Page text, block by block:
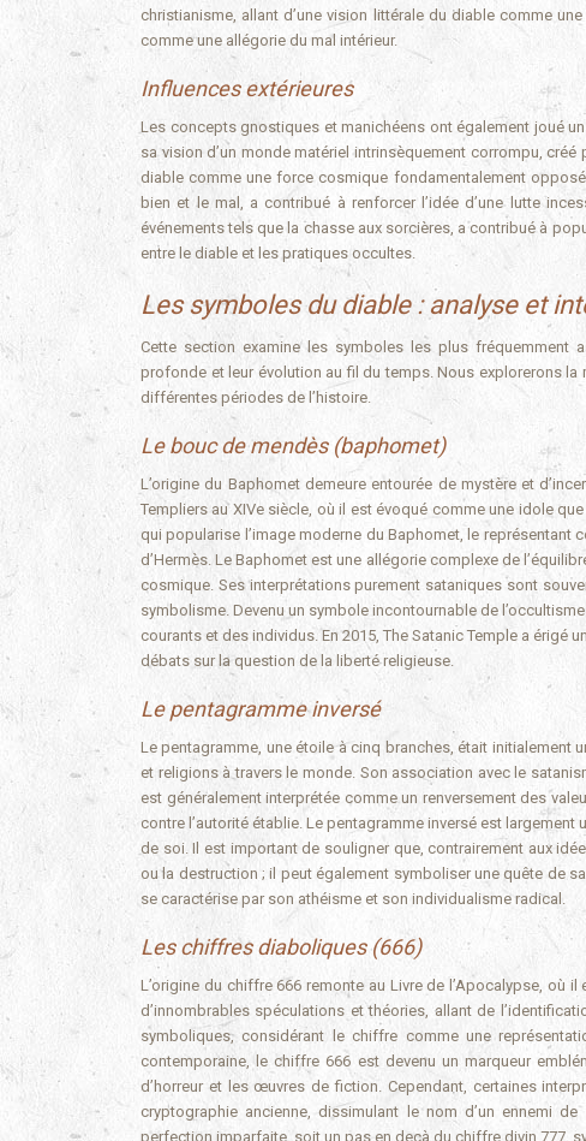
christianisme, allant d’une vision littérale du diable comme
comme une allégorie du mal intérieur.
Influences extérieures
Les concepts gnostiques et manichéens ont également joué
sa vision d’un monde matériel intrinsèquement corrompu,
diable comme une force cosmique fondamentalement
bien et le mal, a contribué à renforcer l’idée d’une lutte
événements tels que la chasse aux sorcières, a contribué à
entre le diable et les pratiques occultes.
Les symboles du diable : analyse et
Cette section examine les symboles les plus fréquemment
profonde et leur évolution au fil du temps. Nous explorerons
différentes périodes de l’histoire.
Le bouc de mendès (baphomet)
L’origine du Baphomet demeure entourée de mystère et
Templiers au XIVe siècle, où il est évoqué comme une idole
qui popularise l’image moderne du Baphomet, le représentant
d’Hermès. Le Baphomet est une allégorie complexe de
cosmique. Ses interprétations purement sataniques sont
symbolisme. Devenu un symbole incontournable de
courants et des individus. En 2015, The Satanic Temple a érigé
débats sur la question de la liberté religieuse.
Le pentagramme inversé
Le pentagramme, une étoile à cinq branches, était
et religions à travers le monde. Son association avec le
est généralement interprétée comme un renversement des
contre l’autorité établie. Le pentagramme inversé est
de soi. Il est important de souligner que, contrairement aux
ou la destruction ; il peut également symboliser une quête de
se caractérise par son athéisme et son individualisme radical.
Les chiffres diaboliques (666)
L’origine du chiffre 666 remonte au Livre de l’Apocalypse, où
d’innombrables spéculations et théories, allant de
symboliques, considérant le chiffre comme une
contemporaine, le chiffre 666 est devenu un marqueur
d’horreur et les œuvres de fiction. Cependant, certaines
cryptographie ancienne, dissimulant le nom d’un ennemi
perfection imparfaite, soit un pas en deçà du chiffre divin 777,